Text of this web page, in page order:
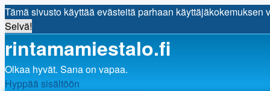
Tämä sivusto käyttää evästeitä parhaan käyttäjäkokemuksen
Selvä!
rintamamiestalo.fi
Olkaa hyvät. Sana on vapaa.
Hyppää sisältöön